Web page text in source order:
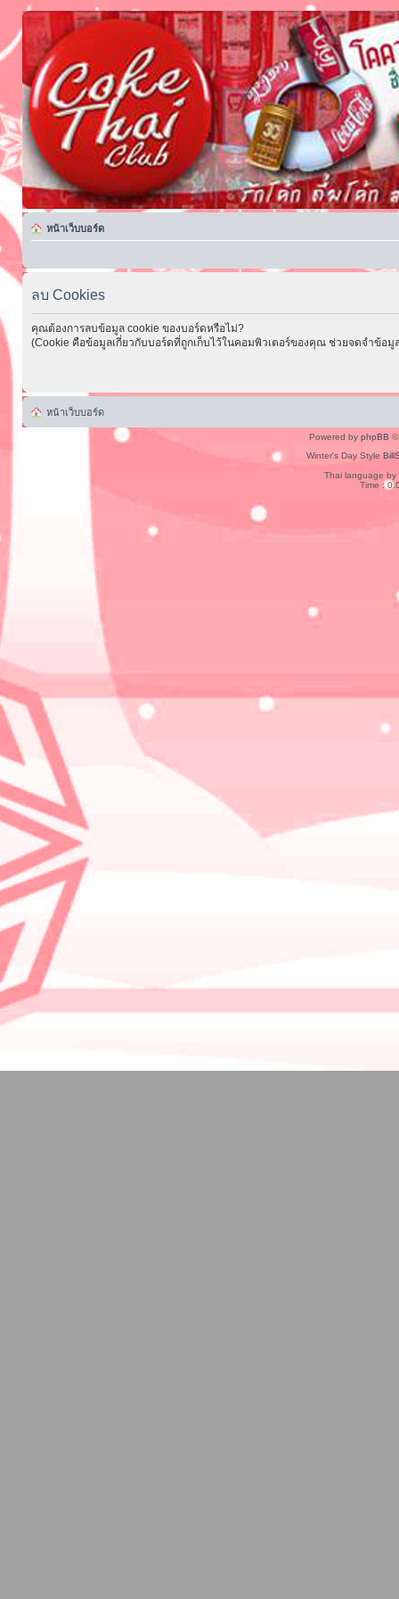
หน้าเว็บบอร์ด
ลบ Cookies
คุณต้องการลบข้อมูล cookie ของบอร์ดหรือไม่?
(Cookie คือข้อมูลเกี่ยวกับบอร์ดที่ถูกเก็บไว้ในคอมพิวเตอร์ของคุณ ช่วยจดจำข้อมู
หน้าเว็บบอร์ด
Powered by phpBB ©
Winter's Day Style
Thai language by
Time :